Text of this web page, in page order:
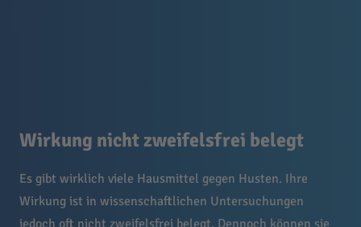
Wirkung nicht zweifelsfrei belegt
Es gibt wirklich viele Hausmittel gegen Husten. Ihre
Wirkung ist in wissenschaftlichen Untersuchungen
jedoch oft nicht zweifelsfrei belegt. Dennoch können sie